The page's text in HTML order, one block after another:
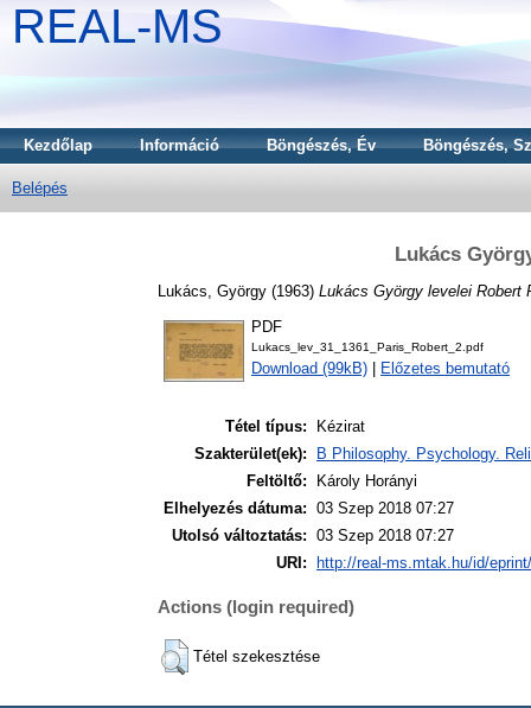
REAL-MS
Kezdőlap Információ Böngészés, Év Böngészés,
Belépés
Lukács
Lukács, György (1963) Lukács György levelei Robert
PDF
Lukacs_lev_31_1361_Paris_Robert_2.pdf
Download (99kB) Előzetes bemutató
Tétel típus:
Kézirat
Szakterület(ek):
B Philosophy. Psychology.
Feltöltő:
Károly Horányi
Elhelyezés dátuma: 03 Szep 2018 07:27
Utolsó változtatás: 03 Szep 2018 07:27
URI:
http://real-ms.mtak.hu/id/
Actions (login required)
Tétel szekesztése